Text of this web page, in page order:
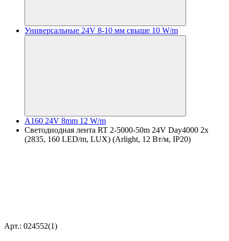
Универсальные 24V 8-10 мм свыше 10 W/m
A160 24V 8mm 12 W/m
Светодиодная лента RT 2-5000-50m 24V Day4000 2x
(2835, 160 LED/m, LUX) (Arlight, 12 Вт/м, IP20)
Арт.: 024552(1)